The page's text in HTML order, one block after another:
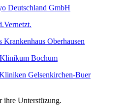
ihre Unterstüzung.